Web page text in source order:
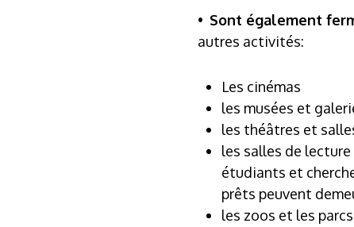
• Sont également
autres activités:
Les cinémas
les musées et
les théâtres et
les salles de
étudiants et
prêts peuvent
les zoos et les